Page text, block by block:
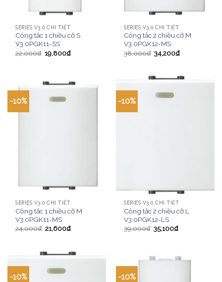
SERIES V3.0 CHI TIẾT
Công tắc 1 chiều cỡ S
V3.0PGK11-SS
22,000₫ 19,800₫
SERIES V3.0 CHI TIẾT
Công tắc 2 chiều cỡ M
V3.0PGK12-MS
38,000₫ 34,200₫
-10%
SERIES V3.0 CHI TIẾT
Công tắc 1 chiều cỡ M
V3.0PGK11-MS
24,000₫ 21,600₫
-10%
SERIES V3.0 CHI TIẾT
Công tắc 2 chiều cỡ L
V3.0PGK12-LS
39,000₫ 35,100₫
-10% -10%